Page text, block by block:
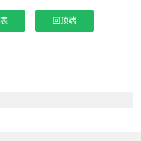
回顶端